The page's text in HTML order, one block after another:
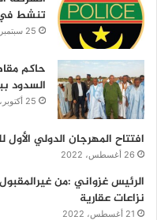
تنشط في
25 سبتمبر، 2025
حاكم
السدود
25 أكتوبر، 2022
افتتاح المهرجان الدولي الأول
26 أغسطس، 2022
الرئيس غزواني :من
نزاعات عقارية
21 أغسطس، 2022